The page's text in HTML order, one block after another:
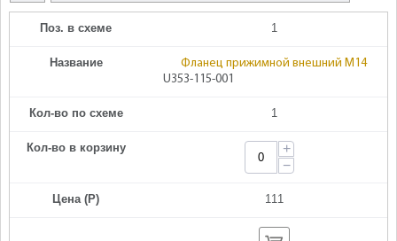
Поз. в схеме 1
Название
Фланец прижимной внешний M14
U353-115-001
Кол-во по схеме 1
Кол-во в корзину
+
−
Цена (Р) 111